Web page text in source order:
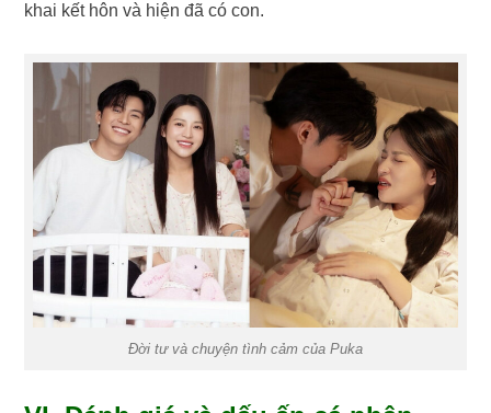
khai kết hôn và hiện đã có con.
Đời tư và chuyện tình cảm của Puka